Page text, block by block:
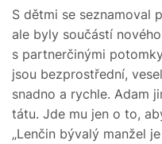
S dětmi se seznamoval
ale byly součástí
s partnerčinými
jsou bezprostřední,
snadno a rychle. Adam
tátu. Jde mu jen o to,
„Lenčin bývalý manžel